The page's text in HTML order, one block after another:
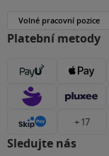
Volné pracovní pozice
Platební metody
+ 17
Sledujte nás